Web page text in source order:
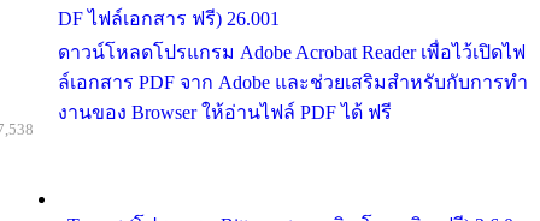
DF ไฟล์เอกสาร ฟรี) 26.001
ดาวน์โหลดโปรแกรม Adobe Acrobat Reader เพื่อไว้เปิดไฟ
ล์เอกสาร PDF จาก Adobe และช่วยเสริมสำหรับกับการทำ
งานของ Browser ให้อ่านไฟล์ PDF ได้ ฟรี